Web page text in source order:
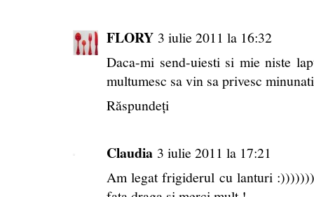
FLORY 3 iulie 2011 la 16:32
Daca-mi send-uiesti si mie niste
multumesc sa vin sa privesc
Răspundeți
Claudia 3 iulie 2011 la 17:21
Am legat frigiderul cu lanturi